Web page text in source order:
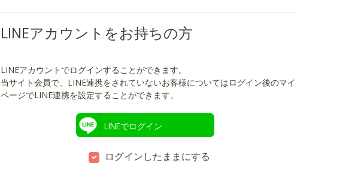
LINEアカウントをお持ちの方
LINEアカウントでログインすることができます。
当サイト会員で、LINE連携をされていないお客様についてはログイン後のマイ
ページでLINE連携を設定することができます。
LINEでログイン
ログインしたままにする